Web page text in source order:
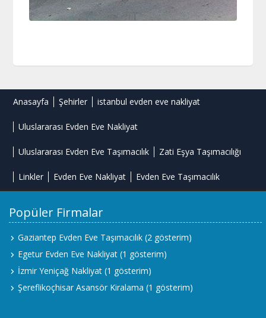
Anasayfa Şehirler istanbul evden eve nakliyat
Uluslararası Evden Eve Nakliyat
Uluslararası Evden Eve Taşımacılık Zati Eşya Taşımacılığı
Linkler Evden Eve Nakliyat Evden Eve Taşımacılık
Popüler Firmalar
Gaziantep Evden Eve Taşımacılık (2 gösterim)
Egetur Evden Eve Nakliyat (1 gösterim)
İzmir Yeniçağ Nakliyat (1 gösterim)
Şereflikoçhisar Asansör Kiralama (1 gösterim)